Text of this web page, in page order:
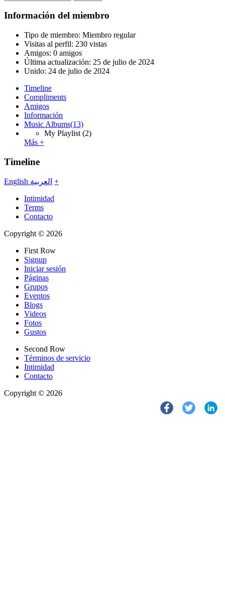
Información del miembro
Tipo de miembro: Miembro regular
Visitas al perfil: 230 vistas
Amigos: 0 amigos
Última actualización: 25 de julio de 2024
Unido: 24 de julio de 2024
Timeline
Compliments
Amigos
Información
Music Albums(13)
My Playlist (2)
Más +
Timeline
English العربية +
Intimidad
Terms
Contacto
Copyright © 2026
First Row
Signup
Iniciar sesión
Páginas
Grupos
Eventos
Blogs
Videos
Fotos
Gustos
Second Row
Términos de servicio
Intimidad
Contacto
Copyright © 2026